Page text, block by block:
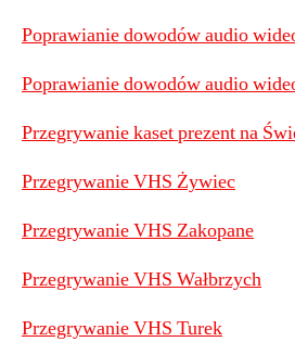
Poprawianie dowodów audio
Poprawianie dowodów audio
Przegrywanie kaset prezent na
Przegrywanie VHS Żywiec
Przegrywanie VHS Zakopane
Przegrywanie VHS Wałbrzych
Przegrywanie VHS Turek